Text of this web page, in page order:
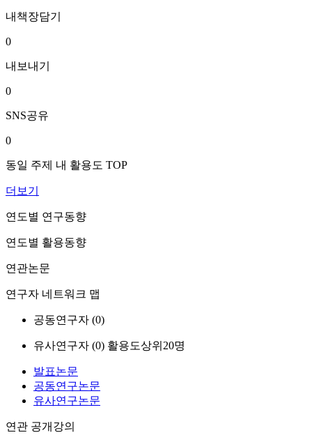
내책장담기
0
내보내기
0
SNS공유
0
동일 주제 내 활용도 TOP
더보기
연도별 연구동향
연도별 활용동향
연관논문
연구자 네트워크 맵
공동연구자 (0)
유사연구자 (0) 활용도상위20명
발표논문
공동연구논문
유사연구논문
연관 공개강의